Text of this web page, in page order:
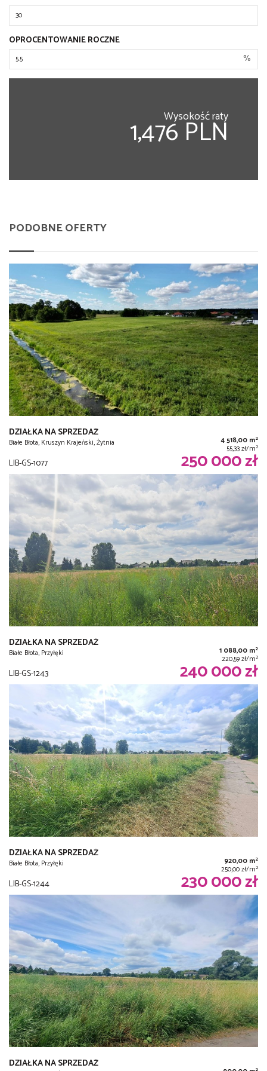
OPROCENTOWANIE ROCZNE
%
Wysokość raty
1,476 PLN
PODOBNE OFERTY
DZIAŁKA NA SPRZEDAŻ
Białe Błota, Kruszyn Krajeński, Żytnia 4 518,00 m2
55,33 zł/m2
LIB-GS-1077 250 000 zł
DZIAŁKA NA SPRZEDAŻ
Białe Błota, Przyłęki 1 088,00 m2
220,59 zł/m2
LIB-GS-1243 240 000 zł
DZIAŁKA NA SPRZEDAŻ
Białe Błota, Przyłęki 920,00 m2
250,00 zł/m2
LIB-GS-1244 230 000 zł
DZIAŁKA NA SPRZEDAŻ